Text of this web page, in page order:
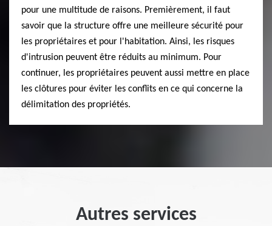
pour une multitude de raisons. Premièrement, il faut
savoir que la structure offre une meilleure sécurité pour
les propriétaires et pour l'habitation. Ainsi, les risques
d'intrusion peuvent être réduits au minimum. Pour
continuer, les propriétaires peuvent aussi mettre en place
les clôtures pour éviter les conflits en ce qui concerne la
délimitation des propriétés.
Autres services